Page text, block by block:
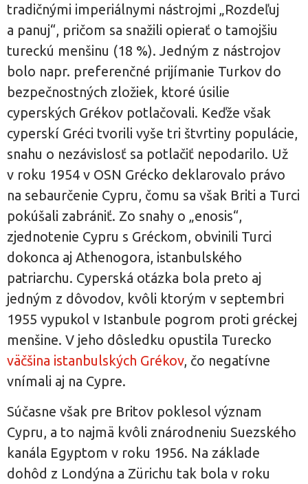
tradičnými imperiálnymi nástrojmi „Rozdeľuj
a panuj“, pričom sa snažili opierať o tamojšiu
tureckú menšinu (18 %). Jedným z nástrojov
bolo napr. preferenčné prijímanie Turkov do
bezpečnostných zložiek, ktoré úsilie
cyperských Grékov potlačovali. Keďže však
cyperskí Gréci tvorili vyše tri štvrtiny populácie,
snahu o nezávislosť sa potlačiť nepodarilo. Už
v roku 1954 v OSN Grécko deklarovalo právo
na sebaurčenie Cypru, čomu sa však Briti a Turci
pokúšali zabrániť. Zo snahy o „enosis“,
zjednotenie Cypru s Gréckom, obvinili Turci
dokonca aj Athenogora, istanbulského
patriarchu. Cyperská otázka bola preto aj
jedným z dôvodov, kvôli ktorým v septembri
1955 vypukol v Istanbule pogrom proti gréckej
menšine. V jeho dôsledku opustila Turecko
väčšina istanbulských Grékov, čo negatívne
vnímali aj na Cypre.
Súčasne však pre Britov poklesol význam
Cypru, a to najmä kvôli znárodneniu Suezského
kanála Egyptom v roku 1956. Na základe
dohôd z Londýna a Zürichu tak bola v roku